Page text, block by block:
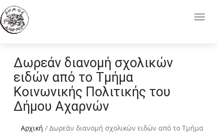
Δωρεάν διανομή σχολικών
ειδών από το Τμήμα
Κοινωνικής Πολιτικής του
Δήμου Αχαρνών
Αρχική /Δωρεάν διανομή σχολικών ειδών από το Τμήμα